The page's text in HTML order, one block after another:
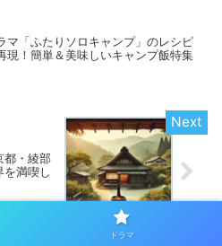
マ「ふたりソロキャンプ」のレシピ
現！簡単＆美味しいキャンプ飯特集
都・綾部
を満喫し
ドラマ